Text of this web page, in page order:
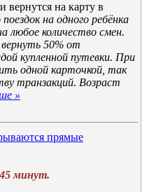
вернутся на карту в
на одного ребёнка
любое количество смен.
вернуть 50% от
купленной путевки. При
одной карточкой, так
транзакций. Возраст
»
прямые
минут.